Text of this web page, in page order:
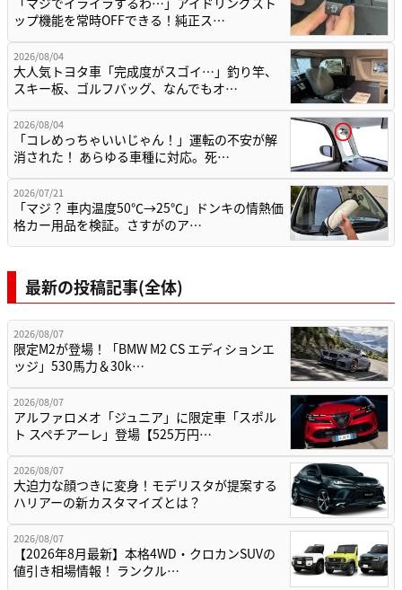
ップ機能を常時OFFできる！純正ス…
2026/08/04
大人気トヨタ車「完成度がスゴイ…」釣り竿、
スキー板、ゴルフバッグ、なんでもオ…
2026/08/04
「コレめっちゃいいじゃん！」運転の不安が解
消された！ あらゆる車種に対応。死…
2026/07/21
「マジ？ 車内温度50℃→25℃」ドンキの情熱価
格カー用品を検証。さすがのア…
最新の投稿記事(全体)
2026/08/07
限定M2が登場！「BMW M2 CS エディションエ
ッジ」530馬力＆30k…
2026/08/07
アルファロメオ「ジュニア」に限定車「スポル
ト スペチアーレ」登場【525万円…
2026/08/07
大迫力な顔つきに変身！モデリスタが提案する
ハリアーの新カスタマイズとは？
2026/08/07
【2026年8月最新】本格4WD・クロカンSUVの
値引き相場情報！ ランクル…